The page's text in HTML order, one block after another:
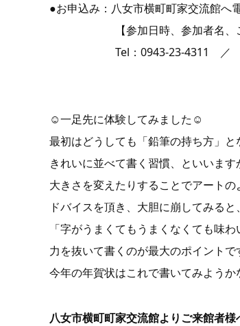
●お申込み：八女市横町町家交流館へ
【参加日時、参加者名、ご連
Tel：0943-23-4311 ／ Mail
☺一足先に体験してみました☺
最初はどうしても「鉛筆の持ち方」と
きれいに並べて書く習慣、といいま
大きさを変えたりすることでアート
ドバイスを頂き、大胆に崩してみると
「字がうまくてもうまくなくても味
力を抜いて書くのが最大のポイントで
今年の年賀状はこれで書いてみよう
八女市横町町家交流館よりご来館者